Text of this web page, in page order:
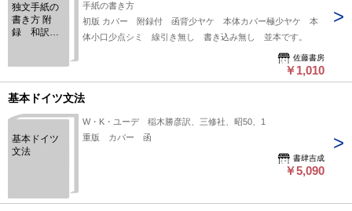
独文手紙の
書き方 附
録 和訳
付
手紙の書き方
初版 カバー 附録付 函背少ヤケ 本体カバー極少ヤケ 本
体小口少点シミ 線引き無し 書き込み無し 並本です。
佐藤書房
￥1,010
基本ドイツ文法
基本ドイツ
文法
W・K・ユーデ 稲木勝彦訳、三修社、昭50、1
重版 カバー 函
書肆吉成
￥5,090